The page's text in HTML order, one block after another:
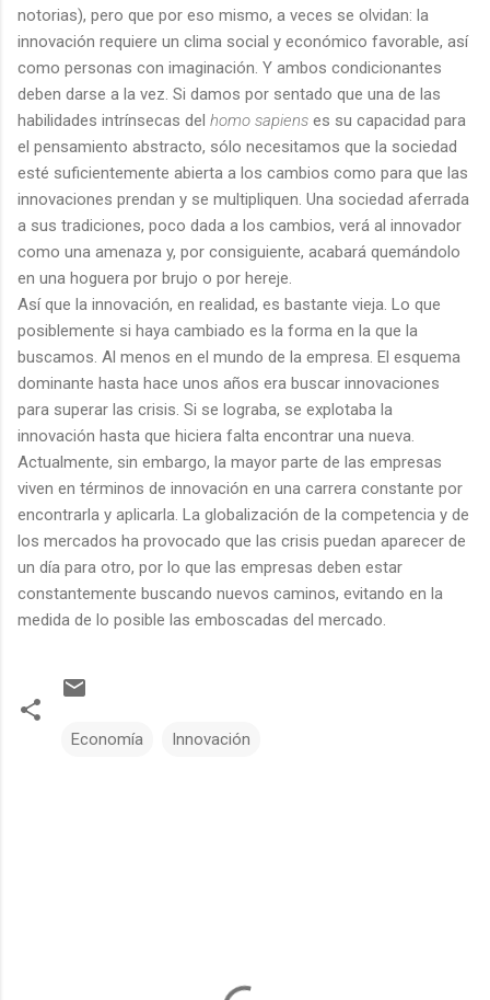
notorias), pero que por eso mismo, a veces se olvidan: la
innovación requiere un clima social y económico favorable, así
como personas con imaginación. Y ambos condicionantes
deben darse a la vez. Si damos por sentado que una de las
habilidades intrínsecas del homo sapiens es su capacidad para
el pensamiento abstracto, sólo necesitamos que la sociedad
esté suficientemente abierta a los cambios como para que las
innovaciones prendan y se multipliquen. Una sociedad aferrada
a sus tradiciones, poco dada a los cambios, verá al innovador
como una amenaza y, por consiguiente, acabará quemándolo
en una hoguera por brujo o por hereje.
Así que la innovación, en realidad, es bastante vieja. Lo que
posiblemente si haya cambiado es la forma en la que la
buscamos. Al menos en el mundo de la empresa. El esquema
dominante hasta hace unos años era buscar innovaciones
para superar las crisis. Si se lograba, se explotaba la
innovación hasta que hiciera falta encontrar una nueva.
Actualmente, sin embargo, la mayor parte de las empresas
viven en términos de innovación en una carrera constante por
encontrarla y aplicarla. La globalización de la competencia y de
los mercados ha provocado que las crisis puedan aparecer de
un día para otro, por lo que las empresas deben estar
constantemente buscando nuevos caminos, evitando en la
medida de lo posible las emboscadas del mercado.
Economía Innovación